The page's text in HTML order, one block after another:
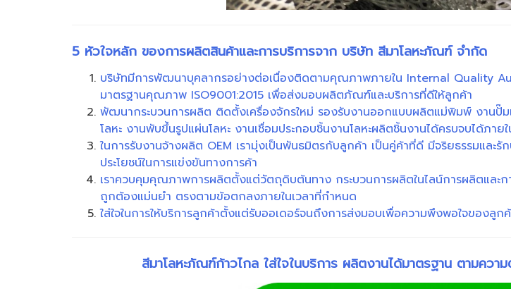
5 หัวใจหลัก ของการผลิตสินค้าและการบริการจาก บริษัท สีมาโลหะภัณฑ์ จำกัด
บริษัทมีการพัฒนาบุคลากรอย่างต่อเนื่องติดตามคุณภาพภายใน Internal Quality
มาตรฐานคุณภาพ ISO9001:2015 เพื่อส่งมอบผลิตภัณฑ์และบริการที่ดีให้ลูกค้า
พัฒนากระบวนการผลิต ติดตั้งเครื่องจักรใหม่ รองรับงานออกแบบผลิตแม่พิมพ์ งานปั๊ม
โลหะ งานพับขึ้นรูปแผ่นโลหะ งานเชื่อมประกอบชิ้นงานโลหะผลิตชิ้นงานได้ครบจบได้ภา
ในการรับงานจ้างผลิต OEM เรามุ่งเป็นพันธมิตรกับลูกค้า เป็นคู่ค้าที่ดี มีจริยธรรมแล
ประโยชน์ในการแข่งขันทางการค้า
เราควบคุมคุณภาพการผลิตตั้งแต่วัตถุดิบต้นทาง กระบวนการผลิตในไลน์การผลิตแล
ถูกต้องแม่นยำ ตรงตามข้อตกลงภายในเวลาที่กำหนด
ใส่ใจในการให้บริการลูกค้าตั้งแต่รับออเดอร์จนถึงการส่งมอบเพื่อความพึงพอใจของลูก
สีมาโลหะภัณฑ์ก้าวไกล ใส่ใจในบริการ ผลิตงานได้มาตรฐาน ตามควา